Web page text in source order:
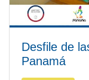
Desfile de
Panamá